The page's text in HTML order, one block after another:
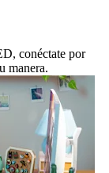
conéctate por
manera.